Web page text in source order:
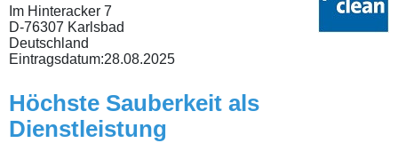
Im Hinteracker 7
D-76307 Karlsbad
Deutschland
Eintragsdatum:28.08.2025
Höchste Sauberkeit als
Dienstleistung